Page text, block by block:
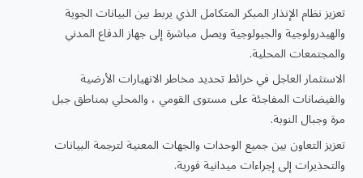
تعزيز نظام الإنذار المبكر المتكامل الذي يربط بين البيانات الجوية
والهيدرولوجية والجيولوجية ويصل مباشرة إلى جهاز الدفاع المدني
والمجتمعات المحلية.
الاستثمار العاجل في خرائط تحديد مخاطر الانهيارات الأرضية
والفيضانات المفاجئة على مستوى القومي ، والمحلي بمناطق جبل
مرة وجبال النوبة.
تعزيز التعاون بين جميع الوحدات والجهات المعنية لترجمة البيانات
والتحذيرات إلى إجراءات ميدانية فورية.